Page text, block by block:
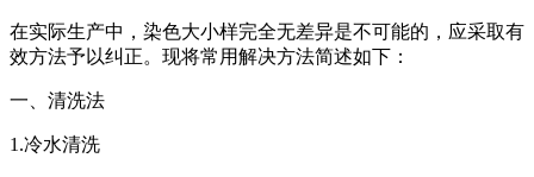
在实际生产中，染色大小样完全无差异是不可能的，应采取有
效方法予以纠正。现将常用解决方法简述如下：
一、清洗法
1.冷水清洗